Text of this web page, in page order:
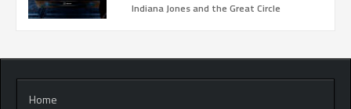
Indiana Jones and the Great Circle
Home